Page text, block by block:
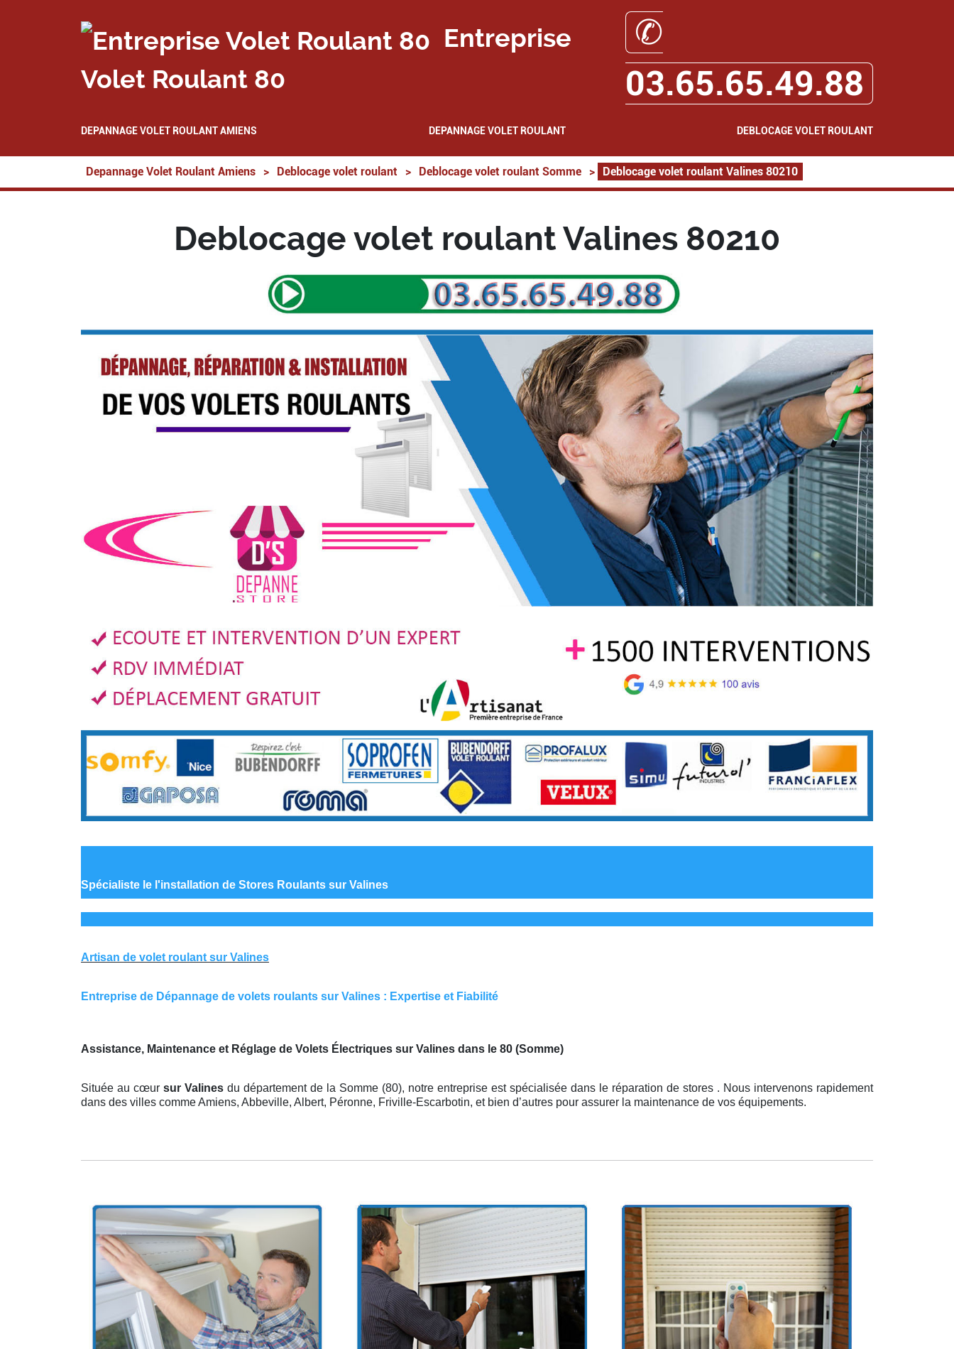
Entreprise
Volet Roulant 80
✆
03.65.65.49.88
DEPANNAGE VOLET ROULANT AMIENS DEPANNAGE VOLET ROULANT DEBLOCAGE VOLET ROULANT
Depannage Volet Roulant Amiens > Deblocage volet roulant > Deblocage volet roulant Somme > Deblocage volet roulant Valines 80210
Deblocage volet roulant Valines 80210
Spécialiste le l'installation de Stores Roulants sur Valines
Artisan de volet roulant sur Valines
Entreprise de Dépannage de volets roulants sur Valines : Expertise et Fiabilité
Assistance, Maintenance et Réglage de Volets Électriques sur Valines dans le 80 (Somme)
Située au cœur sur Valines du département de la Somme (80), notre entreprise est spécialisée dans le réparation de stores . Nous intervenons rapidement
dans des villes comme Amiens, Abbeville, Albert, Péronne, Friville-Escarbotin, et bien d’autres pour assurer la maintenance de vos équipements.